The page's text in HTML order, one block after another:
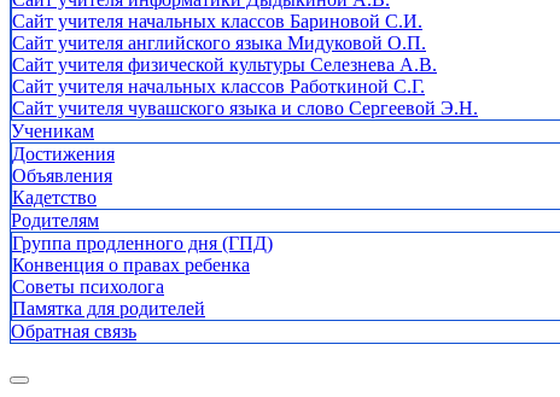
Сайт учителя начальных классов Бариновой С.И.
Сайт учителя английского языка Мидуковой О.П.
Сайт учителя физической культуры Селезнева А.В.
Сайт учителя начальных классов Работкиной С.Г.
Сайт учителя чувашского языка и слово Сергеевой Э.Н.
Ученикам
Достижения
Объявления
Кадетство
Родителям
Группа продленного дня (ГПД)
Конвенция о правах ребенка
Советы психолога
Памятка для родителей
Обратная связь